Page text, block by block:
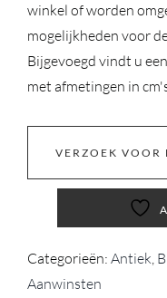
winkel of worden
mogelijkheden voor
Bijgevoegd vindt u
met afmetingen in
VERZOEK VOOR
Categorieën: Antiek,
Aanwinsten